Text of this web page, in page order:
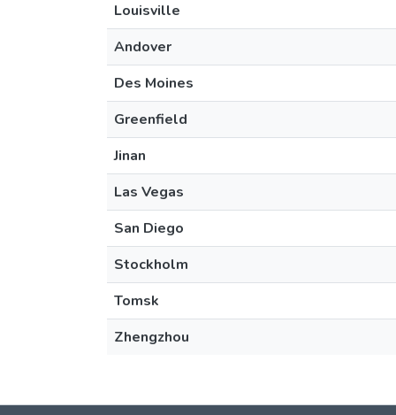
Louisville
Andover
Des Moines
Greenfield
Jinan
Las Vegas
San Diego
Stockholm
Tomsk
Zhengzhou